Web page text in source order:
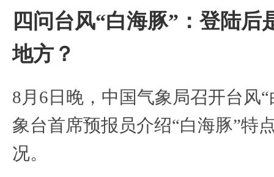
四问台风“白海豚”：登陆
地方？
8月6日晚，中国气象局召开台风
象台首席预报员介绍“白海豚”特
况。